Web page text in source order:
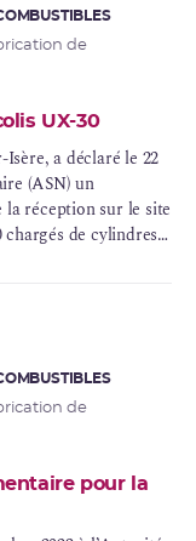
de
UX-30
a déclaré le 22
(ASN) un
réception sur le site
chargés de cylindres
de transport UX-
de
pour la